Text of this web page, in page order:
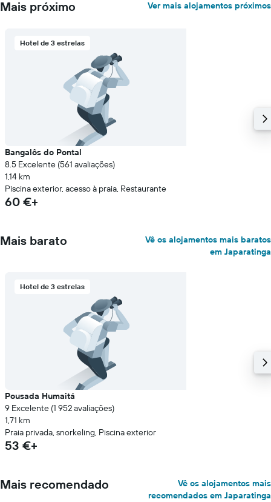
Mais próximo Ver mais alojamentos próximos
Hotel de 3 estrelas
Bangalôs do Pontal
8.5 Excelente (561 avaliações)
1,14 km
Piscina exterior, acesso à praia, Restaurante
60 €+
Mais barato
Vê os alojamentos mais baratos
em Japaratinga
Hotel de 3 estrelas
Pousada Humaitá
9 Excelente (1 952 avaliações)
1,71 km
Praia privada, snorkeling, Piscina exterior
53 €+
Mais recomendado
Vê os alojamentos mais
recomendados em Japaratinga